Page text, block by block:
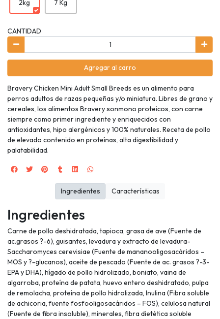
2kg 7 Kg
CANTIDAD
Agregar al carro
Bravery Chicken Mini Adult Small Breeds es un alimento para
perros adultos de razas pequeñas y/o miniatura. Libres de grano y
cereales, los alimentos Bravery sonmono proteicos, con carne
siempre como primer ingrediente y enriquecidos con
antioxidantes, hipo alergénicos y 100% naturales. Receta de pollo
de elevado contenido en proteínas, alta digestibilidad y
palatabilidad.
Ingredientes
Carne de pollo deshidratada, tapioca, grasa de ave (Fuente de
ac.grasos ?-6), guisantes, levadura y extracto de levadura-
Saccharomyces cerevisiae (Fuente de mananooligosacáridos –
MOS y ?-glucanos), aceite de pescado (Fuente de ac. grasos ?-3-
EPA y DHA), hígado de pollo hidrolizado, boniato, vaina de
algarroba, proteína de patata, huevo entero deshidratado, pulpa
de remolacha, proteína de pollo hidrolizada, Inulina (Fibra soluble
de achicoria, fuente fosfooligosacáridos – FOS), celulosa natural
(Fuente de fibra insoluble), minerales, fibra dietética soluble
Ingredientes Características